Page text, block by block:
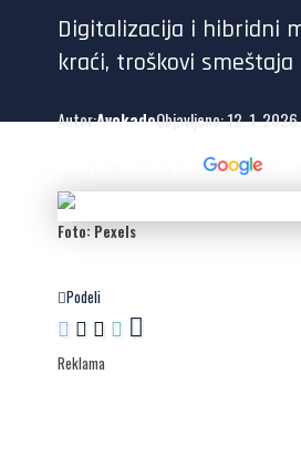
Digitalizacija i hibridni
kraći, troškovi
Autor:AvokadoObjavljeno: 12. 1. 2026.
Foto: Pexels
Podeli
Reklama